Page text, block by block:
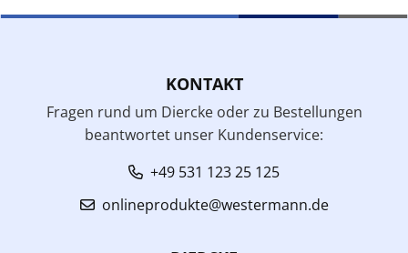
KONTAKT
Fragen rund um Diercke oder zu Bestellungen
beantwortet unser Kundenservice:
+49 531 123 25 125
onlineprodukte@westermann.de